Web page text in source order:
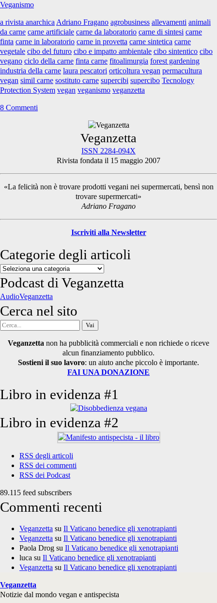
futuro?
Veganismo
a rivista anarchica Adriano Fragano agrobusiness allevamenti animali
da carne carne artificiale carne da laboratorio carne di sintesi carne
finta carne in laboratorio carne in provetta carne sintetica carne
vegetale cibo del futuro cibo e impatto ambientale cibo sintentico cibo
vegano ciclo della carne finta carne fitoalimurgia forest gardening
industria della carne laura pescatori orticoltura vegan permacultura
vegan simil carne sostituto carne supercibi supercibo Tecnology
Protection System vegan veganismo veganzetta
8 Commenti
Sidebar
Veganzetta
ISSN 2284-094X
Rivista fondata il 15 maggio 2007
«La felicità non è trovare prodotti vegani nei supermercati, bensì non
trovare supermercati»
Adriano Fragano
Iscriviti alla Newsletter
Categorie degli articoli
Categorie
degli
articoli
Podcast di Veganzetta
AudioVeganzetta
Cerca nel sito
Cerca
Veganzetta non ha pubblicità commerciali e non richiede o riceve
alcun finanziamento pubblico.
Sostieni il suo lavoro: un aiuto anche piccolo è importante.
FAI UNA DONAZIONE
Libro in evidenza #1
Libro in evidenza #2
RSS degli articoli
RSS dei commenti
RSS dei Podcast
89.115 feed subscribers
Commenti recenti
Veganzetta su Il Vaticano benedice gli xenotrapianti
Veganzetta su Il Vaticano benedice gli xenotrapianti
Paola Drog su Il Vaticano benedice gli xenotrapianti
luca su Il Vaticano benedice gli xenotrapianti
Veganzetta su Il Vaticano benedice gli xenotrapianti
Veganzetta
Notizie dal mondo vegan e antispecista